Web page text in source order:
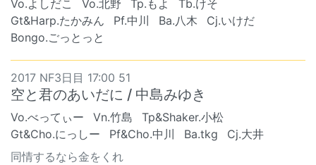
Vo.よしだこ Vo.北野 Tp.もよ
Tb.けそ
Gt&Harp.たかみん
Pf.中川 Ba.八木
Cj.いけだ
Bongo.ごっとっと
2017 NF3日目 17:00 51
空と君のあいだに / 中島みゆき
Vo.べってぃー Vn.竹島
Tp&Shaker.小松
Gt&Cho.にっしー
Pf&Cho.中川 Ba.tkg
Cj.大井
同情するなら金をくれ